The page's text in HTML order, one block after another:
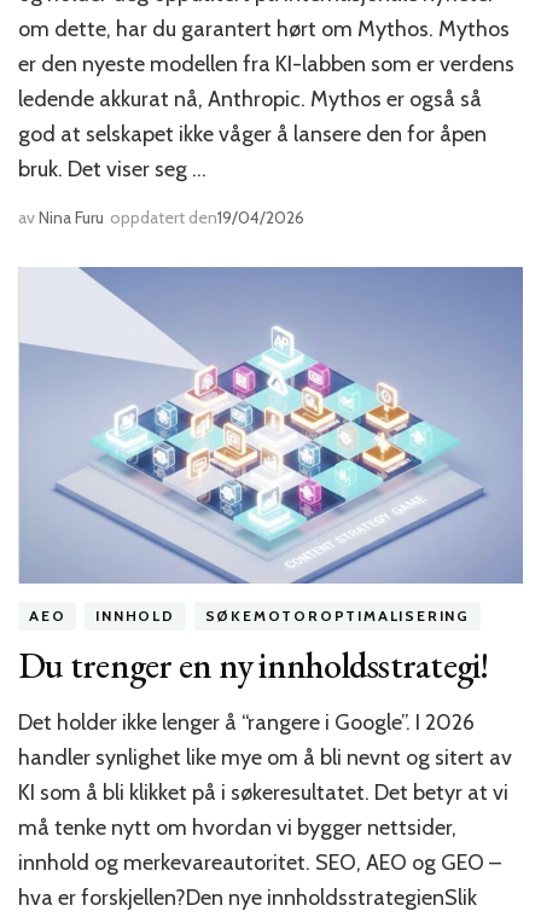
om dette, har du garantert hørt om Mythos. Mythos
er den nyeste modellen fra KI-labben som er verdens
ledende akkurat nå, Anthropic. Mythos er også så
god at selskapet ikke våger å lansere den for åpen
bruk. Det viser seg …
avNina Furu oppdatert den19/04/2026
AEO INNHOLD SØKEMOTOROPTIMALISERING
Du trenger en ny innholdsstrategi!
Det holder ikke lenger å “rangere i Google”. I 2026
handler synlighet like mye om å bli nevnt og sitert av
KI som å bli klikket på i søkeresultatet. Det betyr at vi
må tenke nytt om hvordan vi bygger nettsider,
innhold og merkevareautoritet. SEO, AEO og GEO –
hva er forskjellen?Den nye innholdsstrategienSlik